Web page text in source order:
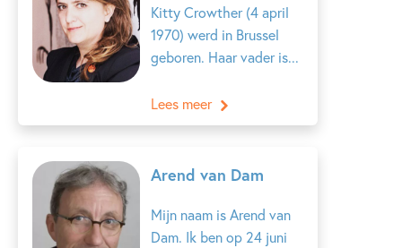
Kitty Crowther (4 april
1970) werd in Brussel
geboren. Haar vader is...
Lees meer
Arend van Dam
Mijn naam is Arend van
Dam. Ik ben op 24 juni